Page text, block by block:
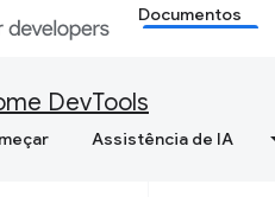
Documentos
DevTools
Assistência de IA
da Web